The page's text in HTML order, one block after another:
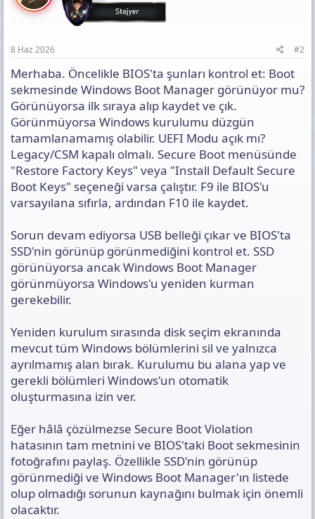
8 Haz 2026 #2
Merhaba. Öncelikle BIOS'ta şunları kontrol et: Boot
sekmesinde Windows Boot Manager görünüyor mu?
Görünüyorsa ilk sıraya alıp kaydet ve çık.
Görünmüyorsa Windows kurulumu düzgün
tamamlanamamış olabilir. UEFI Modu açık mı?
Legacy/CSM kapalı olmalı. Secure Boot menüsünde
"Restore Factory Keys" veya "Install Default Secure
Boot Keys" seçeneği varsa çalıştır. F9 ile BIOS'u
varsayılana sıfırla, ardından F10 ile kaydet.
Sorun devam ediyorsa USB belleği çıkar ve BIOS'ta
SSD'nin görünüp görünmediğini kontrol et. SSD
görünüyorsa ancak Windows Boot Manager
görünmüyorsa Windows'u yeniden kurman
gerekebilir.
Yeniden kurulum sırasında disk seçim ekranında
mevcut tüm Windows bölümlerini sil ve yalnızca
ayrılmamış alan bırak. Kurulumu bu alana yap ve
gerekli bölümleri Windows'un otomatik
oluşturmasına izin ver.
Eğer hâlâ çözülmezse Secure Boot Violation
hatasının tam metnini ve BIOS'taki Boot sekmesinin
fotoğrafını paylaş. Özellikle SSD'nin görünüp
görünmediği ve Windows Boot Manager'ın listede
olup olmadığı sorunun kaynağını bulmak için önemli
olacaktır.